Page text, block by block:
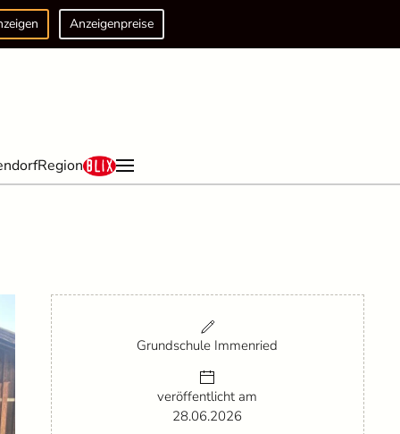
Anzeigenpreise
Region
Grundschule Immenried
veröffentlicht am
28.06.2026